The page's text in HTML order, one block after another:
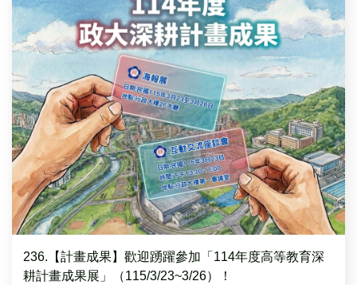
236.【計畫成果】歡迎踴躍參加「114年度高等教育深
耕計畫成果展」（115/3/23~3/26）！